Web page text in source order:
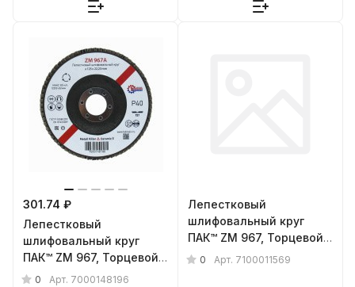
301.74 ₽
Лепестковый
шлифовальный круг
ПАК™ ZM 967, Торцевой,
Плоский, Ø125х22 мм,
0 Арт. 7000148196
Лепестковый
шлифовальный круг
ПАК™ ZM 967, Торцевой,
Конический, (арт.3М
0 Арт. 7100011569